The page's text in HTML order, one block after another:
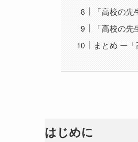
「高校の
「高校の
まとめ ー
はじめに